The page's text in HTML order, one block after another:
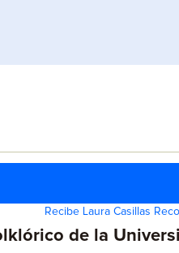
Recibe Laura Casillas
de la